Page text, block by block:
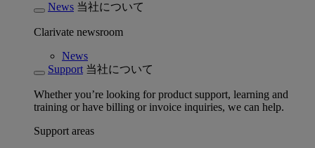
News 当社について
Clarivate newsroom
News
Support 当社について
Whether you’re looking for product support, learning and
training or have billing or invoice inquiries, we can help.
Support areas